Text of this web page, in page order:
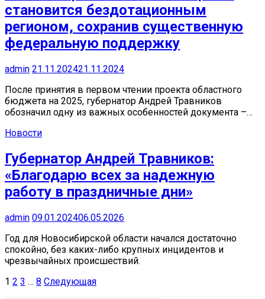
становится бездотационным
регионом, сохранив существенную
федеральную поддержку
admin 21.11.202421.11.2024
После принятия в первом чтении проекта областного
бюджета на 2025, губернатор Андрей Травников
обозначил одну из важных особенностей документа –…
Новости
Губернатор Андрей Травников:
«Благодарю всех за надежную
работу в праздничные дни»
admin 09.01.202406.05.2026
Год для Новосибирской области начался достаточно
спокойно, без каких-либо крупных инцидентов и
чрезвычайных происшествий.
Пагинация
1 2 3 … 8 Следующая